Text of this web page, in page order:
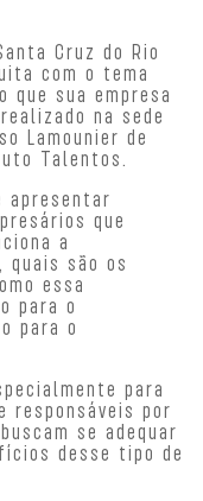
Cruz do Rio
com o tema
que sua empresa
na sede
Lamounier de
Talentos.
apresentar
que
a
quais são os
essa
para o
para o
para
responsáveis por
se adequar
desse tipo de